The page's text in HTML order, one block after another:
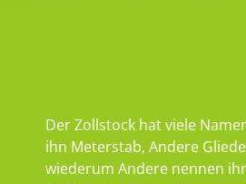
Der Zollstock hat viele
ihn Meterstab, Andere
wiederum Andere nennen